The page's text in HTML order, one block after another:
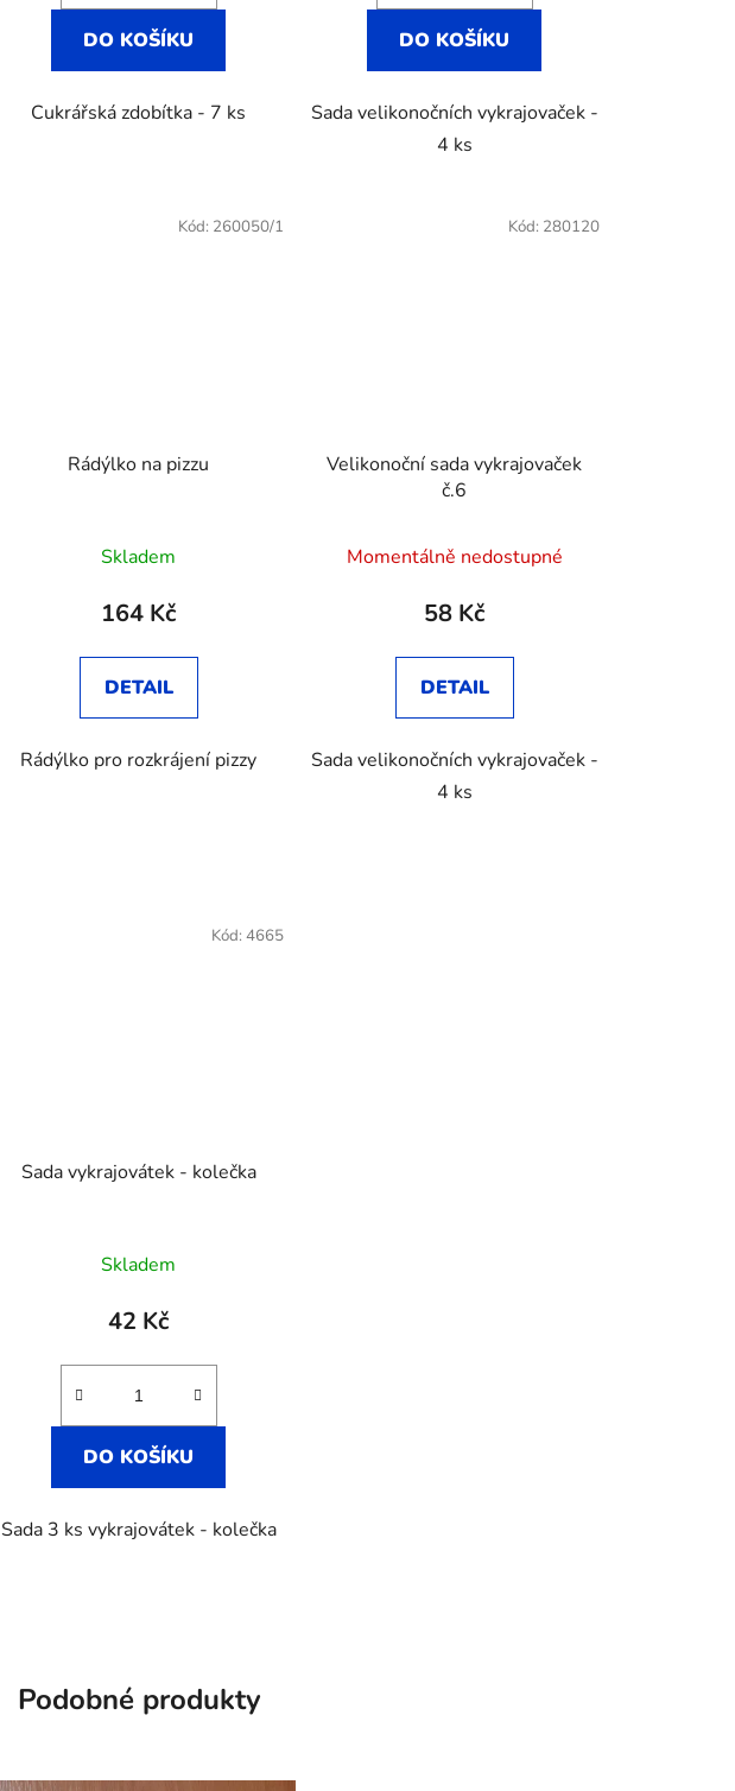
DO KOŠÍKU
Cukrářská zdobítka - 7 ks
DO KOŠÍKU
Sada velikonočních vykrajovaček -
4 ks
Rádýlko na pizzu
Skladem
164 Kč
DETAIL
Rádýlko pro rozkrájení pizzy
Kód: 260050/1
Velikonoční sada vykrajovaček
č.6
Momentálně nedostupné
58 Kč
DETAIL
Sada velikonočních vykrajovaček -
4 ks
Kód: 280120
Sada vykrajovátek - kolečka
Skladem
42 Kč
DO KOŠÍKU
Sada 3 ks vykrajovátek - kolečka
Kód: 4665
Podobné produkty